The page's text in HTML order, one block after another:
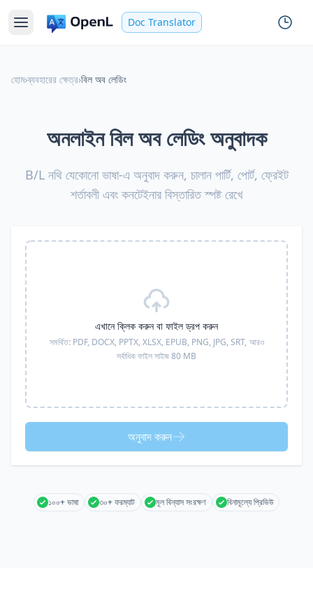
Doc Translator
হোম›ব্যবহারের ক্ষেত্র›বিল অব লেডিং
অনলাইন বিল অব লেডিং অনুবাদক
B/L নথি যেকোনো ভাষা-এ অনুবাদ করুন, চালান পার্টি, পোর্ট, ফ্রেইট
শর্তাবলী এবং কনটেইনার বিস্তারিত স্পষ্ট রেখে
এখানে ক্লিক করুন বা ফাইল ড্রপ করুন
সমর্থিত: PDF, DOCX, PPTX, XLSX, EPUB, PNG, JPG, SRT, আরও
সর্বাধিক ফাইল সাইজ 80 MB
অনুবাদ করুন
১০০+ ভাষা ৩০+ ফরম্যাট মূল বিন্যাস সংরক্ষণ বিনামূল্যে প্রিভিউ